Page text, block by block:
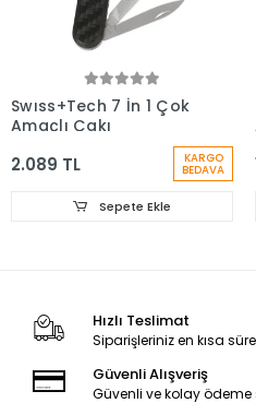
Swıss+Tech 7 İn 1 Çok
Amaçlı Çakı
2.089 TL KARGO
BEDAVA
Sepete Ekle
Hızlı Teslimat
Siparişleriniz en kısa
Güvenli Alışveriş
Güvenli ve kolay ödeme